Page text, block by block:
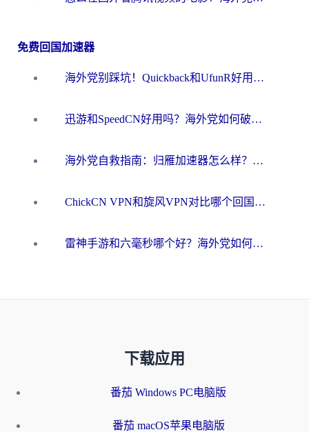
免费回国加速器
海外党别踩坑！Quickback和UfunR好用吗？选对回国加速器才能无缝刷国内资源
迅游和SpeedCN好用吗？海外党如何破解那道看不见的墙
海外党自救指南：归雁加速器怎么样？教你避开坑实现国内资源无缝访问
ChickCN VPN和旋风VPN对比哪个回国效果更好？海外用户的选择困境与出路
雷神手游和六毫秒哪个好？海外党如何真正解锁国内资源
下载应用
番茄 Windows PC电脑版
番茄 macOS苹果电脑版